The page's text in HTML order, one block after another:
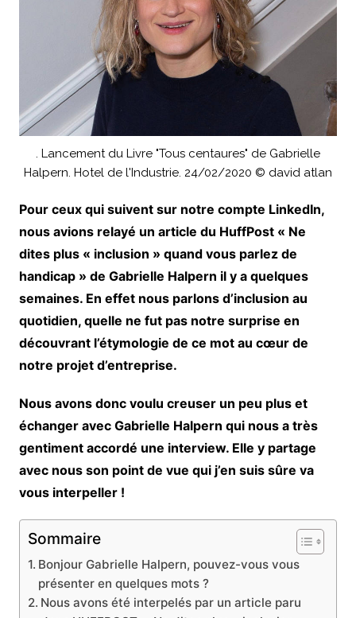
. Lancement du Livre "Tous centaures" de Gabrielle
Halpern. Hotel de l'Industrie. 24/02/2020 © david atlan
Pour ceux qui suivent sur notre compte LinkedIn,
nous avions relayé un article du HuffPost « Ne
dites plus « inclusion » quand vous parlez de
handicap » de Gabrielle Halpern il y a quelques
semaines. En effet nous parlons d’inclusion au
quotidien, quelle ne fut pas notre surprise en
découvrant l’étymologie de ce mot au cœur de
notre projet d’entreprise.
Nous avons donc voulu creuser un peu plus et
échanger avec Gabrielle Halpern qui nous a très
gentiment accordé une interview. Elle y partage
avec nous son point de vue qui j’en suis sûre va
vous interpeller !
Sommaire
Bonjour Gabrielle Halpern, pouvez-vous vous
présenter en quelques mots ?
Nous avons été interpelés par un article paru